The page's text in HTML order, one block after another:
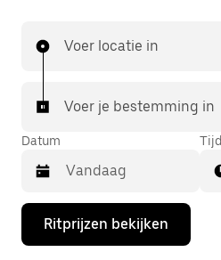
Voer locatie in
Voer je bestemming in
Datum
Druk
de
Tijd
Ritprijzen bekijken